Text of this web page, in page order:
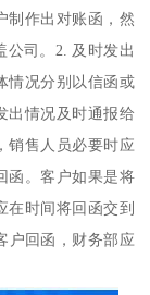
制作出对账函，然
公司。2. 及时发出
情况分别以信函或
出情况及时通报给
销售人员必要时应
函。客户如果是将
在时间将回函交到
户回函，财务部应